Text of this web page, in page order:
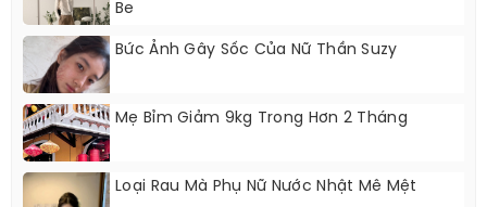
Be
Bức Ảnh Gây Sốc Của Nữ Thần Suzy
Mẹ Bỉm Giảm 9kg Trong Hơn 2 Tháng
Loại Rau Mà Phụ Nữ Nước Nhật Mê Mệt